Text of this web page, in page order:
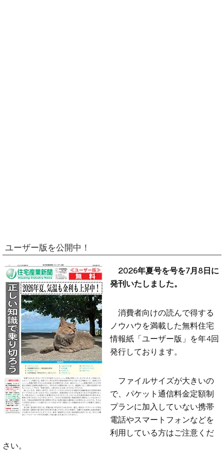
ユーザー版を公開中！
2026年夏号を号を7月8日に
発刊いたしました。
消費者向けの読んで得する
ノウハウを満載した無料住宅
情報紙「ユーザー版」を年4回
発行しております。
ファイルサイズが大きいの
で、パケット通信料金定額制
プランに加入していない携帯
電話やスマートフォンなどを
利用している方はご注意くだ
さい。